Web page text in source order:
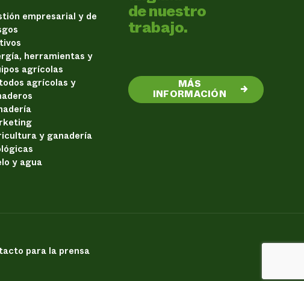
empresarial y de
herramientas y
agrícolas
agrícolas y
y ganadería
y agua
de nuestro
trabajo.
MÁS
INFORMACIÓN →
para la prensa